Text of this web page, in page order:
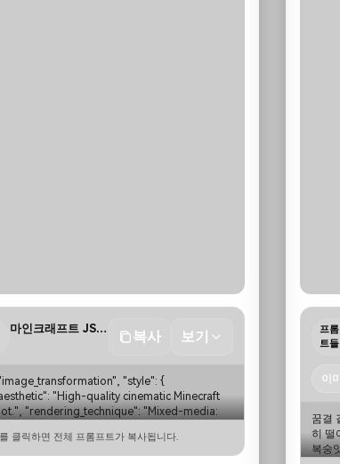
마인크래프트 JSON 복사 보기
"style": {
"High-quality cinematic Minecraft
"rendering_technique": "Mixed-media:
}, "subject_rules": { "mai…
클릭하면 전체 프롬프트가 복사됩니다.
프
트들
이
꿈결
히 떨
복숭